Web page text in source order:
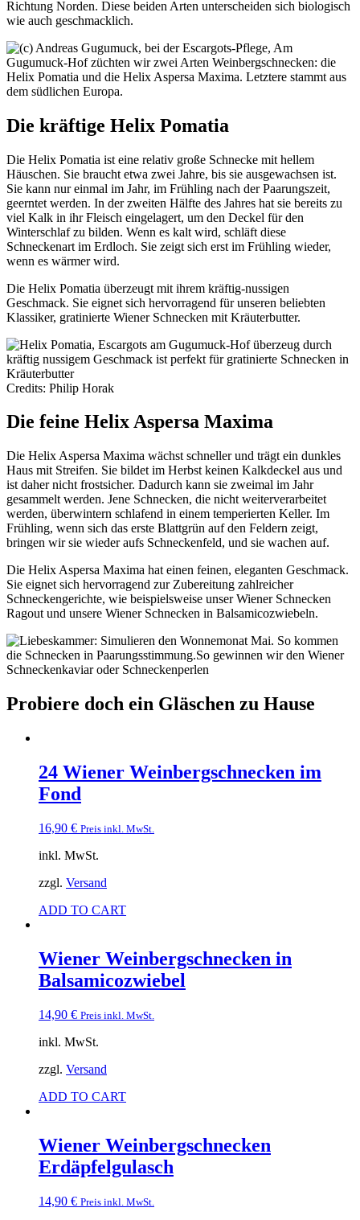
Richtung Norden. Diese beiden Arten unterscheiden sich biologisch
wie auch geschmacklich.
Die kräftige Helix Pomatia
Die Helix Pomatia ist eine relativ große Schnecke mit hellem
Häuschen. Sie braucht etwa zwei Jahre, bis sie ausgewachsen ist.
Sie kann nur einmal im Jahr, im Frühling nach der Paarungszeit,
geerntet werden. In der zweiten Hälfte des Jahres hat sie bereits zu
viel Kalk in ihr Fleisch eingelagert, um den Deckel für den
Winterschlaf zu bilden. Wenn es kalt wird, schläft diese
Schneckenart im Erdloch. Sie zeigt sich erst im Frühling wieder,
wenn es wärmer wird.
Die Helix Pomatia überzeugt mit ihrem kräftig-nussigen
Geschmack. Sie eignet sich hervorragend für unseren beliebten
Klassiker, gratinierte Wiener Schnecken mit Kräuterbutter.
Credits: Philip Horak
Die feine Helix Aspersa Maxima
Die Helix Aspersa Maxima wächst schneller und trägt ein dunkles
Haus mit Streifen. Sie bildet im Herbst keinen Kalkdeckel aus und
ist daher nicht frostsicher. Dadurch kann sie zweimal im Jahr
gesammelt werden. Jene Schnecken, die nicht weiterverarbeitet
werden, überwintern schlafend in einem temperierten Keller. Im
Frühling, wenn sich das erste Blattgrün auf den Feldern zeigt,
bringen wir sie wieder aufs Schneckenfeld, und sie wachen auf.
Die Helix Aspersa Maxima hat einen feinen, eleganten Geschmack.
Sie eignet sich hervorragend zur Zubereitung zahlreicher
Schneckengerichte, wie beispielsweise unser Wiener Schnecken
Ragout und unsere Wiener Schnecken in Balsamicozwiebeln.
Probiere doch ein Gläschen zu Hause
24 Wiener Weinbergschnecken im
Fond
16,90 € Preis inkl. MwSt.
inkl. MwSt.
zzgl. Versand
ADD TO CART
Wiener Weinbergschnecken in
Balsamicozwiebel
14,90 € Preis inkl. MwSt.
inkl. MwSt.
zzgl. Versand
ADD TO CART
Wiener Weinbergschnecken
Erdäpfelgulasch
14,90 € Preis inkl. MwSt.